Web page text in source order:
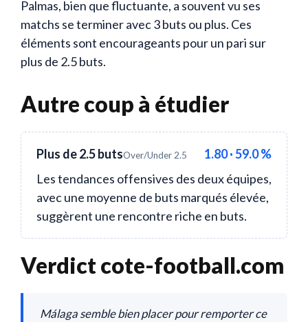
Palmas, bien que fluctuante, a souvent vu ses
matchs se terminer avec 3 buts ou plus. Ces
éléments sont encourageants pour un pari sur
plus de 2.5 buts.
Autre coup à étudier
Plus de 2.5 butsOver/Under 2.5
1.80 · 59.0 %
Les tendances offensives des deux équipes,
avec une moyenne de buts marqués élevée,
suggèrent une rencontre riche en buts.
Verdict cote-football.com
Málaga semble bien placer pour remporter ce